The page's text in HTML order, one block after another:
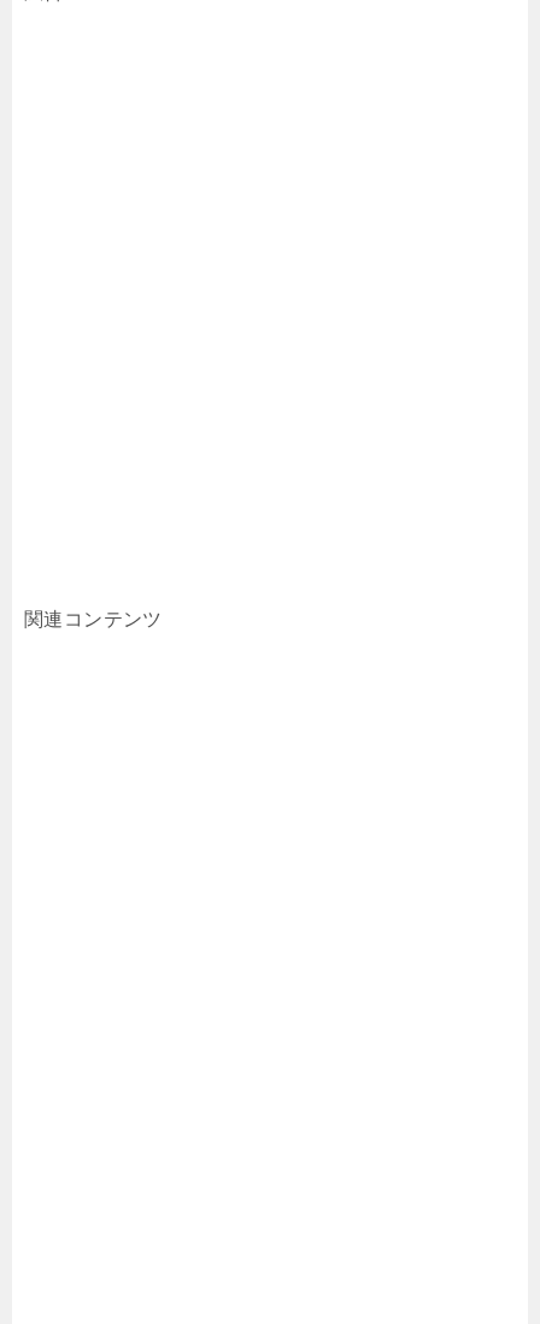
関連コンテンツ